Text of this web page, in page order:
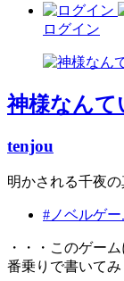
ログイン
神様なんて
tenjou
明かされる千夜の
#ノベルゲー
・・・このゲー
番乗りで書いてみ